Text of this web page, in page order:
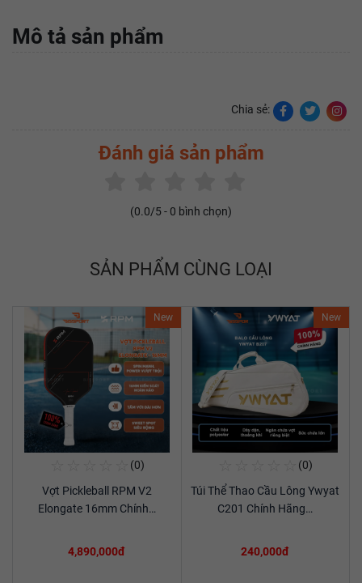
Mô tả sản phẩm
Chia sẻ:
Đánh giá sản phẩm
(0.0/5 - 0 bình chọn)
SẢN PHẨM CÙNG LOẠI
New
(0)
Vợt Pickleball RPM V2
Elongate 16mm Chính…
4,890,000đ
New
(0)
Túi Thể Thao Cầu Lông Ywyat
C201 Chính Hãng…
240,000đ